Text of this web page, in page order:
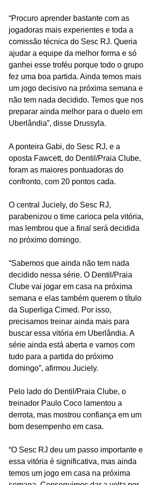
“Procuro aprender bastante com as
jogadoras mais experientes e toda a
comissão técnica do Sesc RJ. Queria
ajudar a equipe da melhor forma e só
ganhei esse troféu porque todo o grupo
fez uma boa partida. Ainda temos mais
um jogo decisivo na próxima semana e
não tem nada decidido. Temos que nos
preparar ainda melhor para o duelo em
Uberlândia”, disse Drussyla.
A ponteira Gabi, do Sesc RJ, e a
oposta Fawcett, do Dentil/Praia Clube,
foram as maiores pontuadoras do
confronto, com 20 pontos cada.
O central Juciely, do Sesc RJ,
parabenizou o time carioca pela vitória,
mas lembrou que a final será decidida
no próximo domingo.
“Sabemos que ainda não tem nada
decidido nessa série. O Dentil/Praia
Clube vai jogar em casa na próxima
semana e elas também querem o título
da Superliga Cimed. Por isso,
precisamos treinar ainda mais para
buscar essa vitória em Uberlândia. A
série ainda está aberta e vamos com
tudo para a partida do próximo
domingo”, afirmou Juciely.
Pelo lado do Dentil/Praia Clube, o
treinador Paulo Coco lamentou a
derrota, mas mostrou confiança em um
bom desempenho em casa.
“O Sesc RJ deu um passo importante e
essa vitória é significativa, mas ainda
temos um jogo em casa na próxima